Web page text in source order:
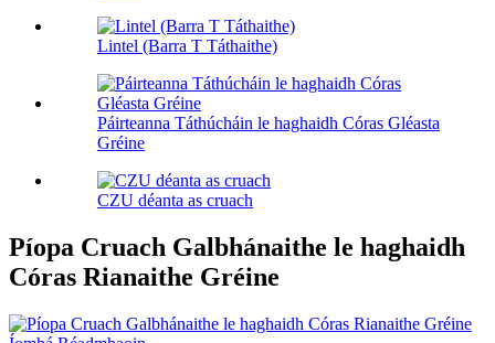
Lintel (Barra T Táthaithe)
Páirteanna Táthúcháin le haghaidh Córas Gléasta
Gréine
CZU déanta as cruach
Píopa Cruach Galbhánaithe le haghaidh
Córas Rianaithe Gréine